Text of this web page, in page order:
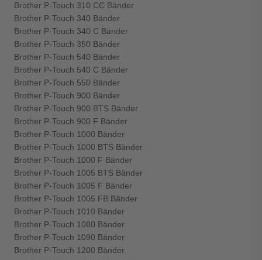
Brother P-Touch 310 CC Bänder
Brother P-Touch 340 Bänder
Brother P-Touch 340 C Bänder
Brother P-Touch 350 Bänder
Brother P-Touch 540 Bänder
Brother P-Touch 540 C Bänder
Brother P-Touch 550 Bänder
Brother P-Touch 900 Bänder
Brother P-Touch 900 BTS Bänder
Brother P-Touch 900 F Bänder
Brother P-Touch 1000 Bänder
Brother P-Touch 1000 BTS Bänder
Brother P-Touch 1000 F Bänder
Brother P-Touch 1005 BTS Bänder
Brother P-Touch 1005 F Bänder
Brother P-Touch 1005 FB Bänder
Brother P-Touch 1010 Bänder
Brother P-Touch 1080 Bänder
Brother P-Touch 1090 Bänder
Brother P-Touch 1200 Bänder